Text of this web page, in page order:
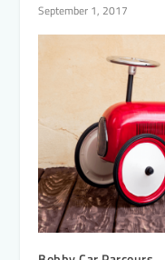
September 1, 2017